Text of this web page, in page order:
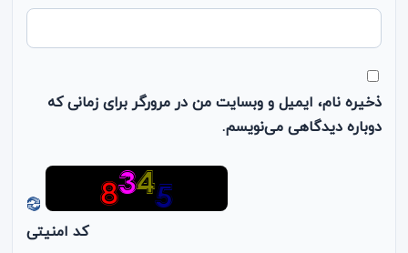
ذخیره نام، ایمیل و وبسایت من در مرورگر برای زمانی که
دوباره دیدگاهی می‌نویسم.
کد امنیتی